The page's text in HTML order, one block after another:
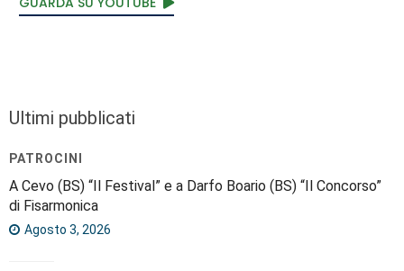
Ultimi pubblicati
PATROCINI
A Cevo (BS) “Il Festival” e a Darfo Boario (BS) “Il Concorso”
di Fisarmonica
Agosto 3, 2026